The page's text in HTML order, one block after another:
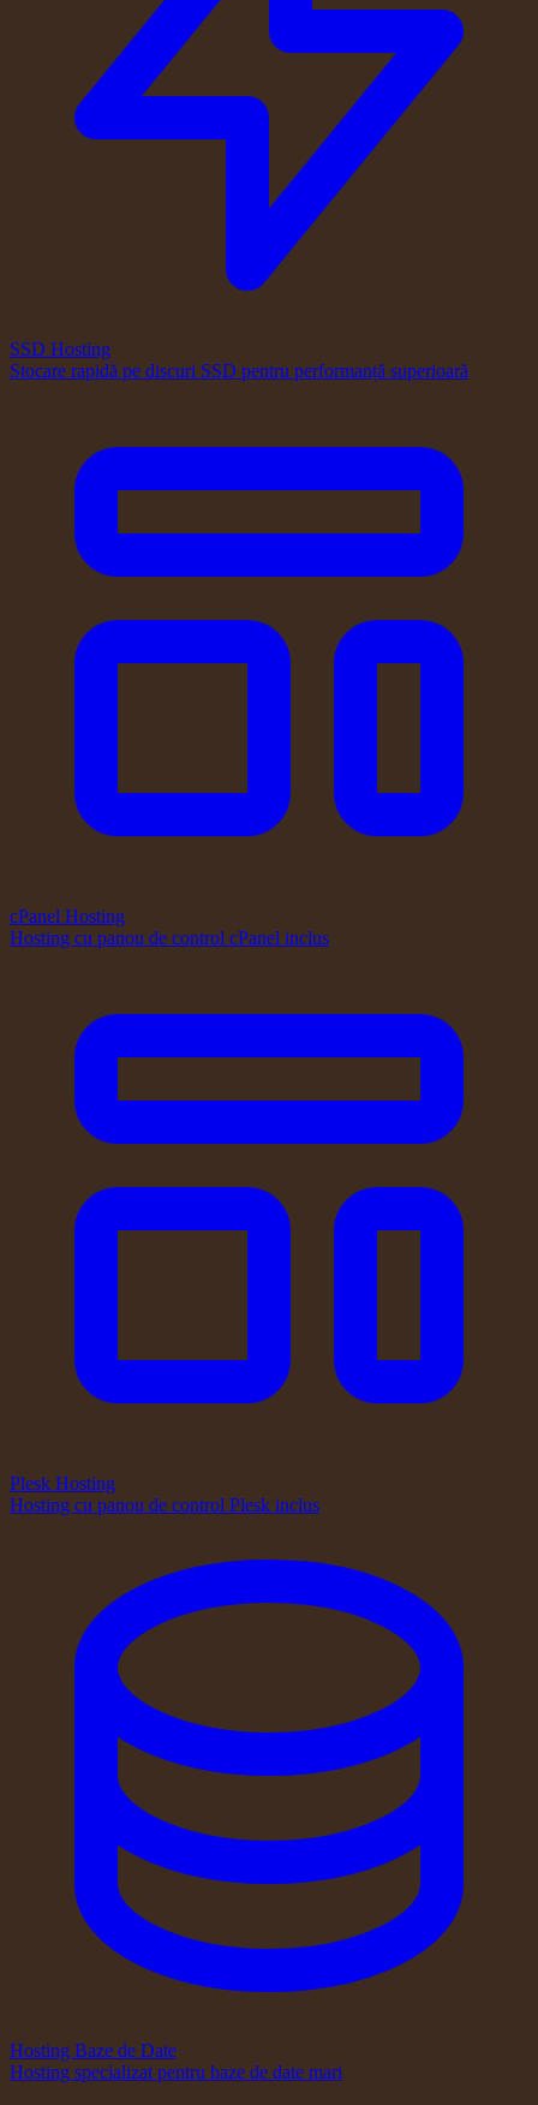
SSD Hosting
Stocare rapidă pe discuri SSD pentru performanță superioară
cPanel Hosting
Hosting cu panou de control cPanel inclus
Plesk Hosting
Hosting cu panou de control Plesk inclus
Hosting Baze de Date
Hosting specializat pentru baze de date mari